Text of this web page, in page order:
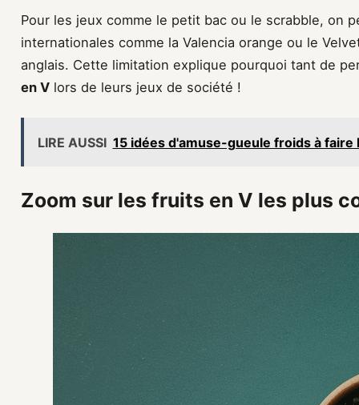
Pour les jeux comme le petit bac ou le scrabble, on
internationales comme la Valencia orange ou le
anglais. Cette limitation explique pourquoi tant de
en V lors de leurs jeux de société !
LIRE AUSSI 15 idées d'amuse-gueule froids à faire
Zoom sur les fruits en V les plus